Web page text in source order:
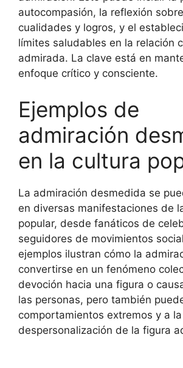
autocompasión, la reflexión
cualidades y logros, y el
límites saludables en la relación
admirada. La clave está en
enfoque crítico y consciente.
Ejemplos de
admiración
en la cultura
La admiración desmedida se
en diversas manifestaciones de
popular, desde fanáticos de
seguidores de movimientos
ejemplos ilustran cómo la
convertirse en un fenómeno
devoción hacia una figura o
las personas, pero también
comportamientos extremos y a la
despersonalización de la figura